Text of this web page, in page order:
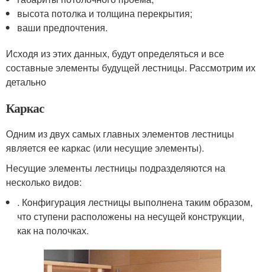
высота потолка и толщина перекрытия;
ваши предпочтения.
Исходя из этих данных, будут определяться и все
составные элементы будущей лестницы. Рассмотрим их
детально
Каркас
Одним из двух самых главных элементов лестницы
является ее каркас (или несущие элементы).
Несущие элементы лестницы подразделяются на
несколько видов:
. Конфигурация лестницы выполнена таким образом,
что ступени расположены на несущей конструкции,
как на полочках.